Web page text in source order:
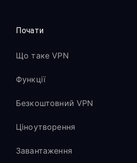
Почати
Що таке VPN
Функції
Безкоштовний VPN
Ціноутворення
Завантаження